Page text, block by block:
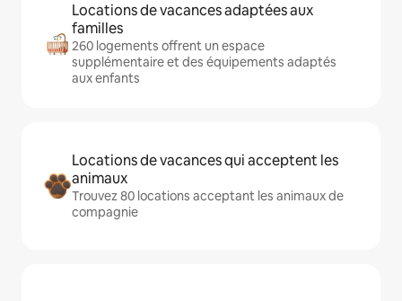
Locations de vacances adaptées aux
familles
260 logements offrent un espace
supplémentaire et des équipements adaptés
aux enfants
Locations de vacances qui acceptent les
animaux
Trouvez 80 locations acceptant les animaux de
compagnie